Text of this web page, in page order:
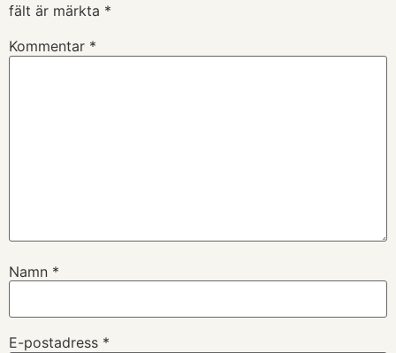
fält är märkta *
Kommentar *
Namn *
E-postadress *